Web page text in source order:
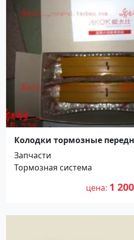
Колодки тормозные
LITEACE, NOAH 1996г
Запчасти
Тормозная система
цена 1 200